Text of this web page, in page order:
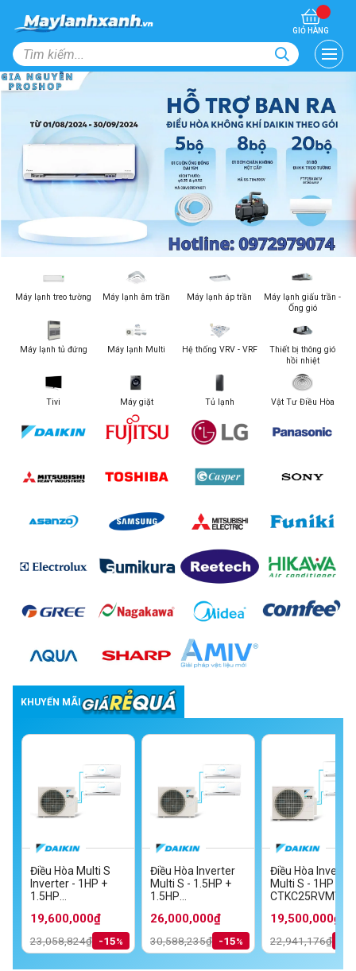
GIỎ HÀNG
Máy lạnh treo tường Máy lạnh âm trần Máy lạnh áp trần
Máy lạnh giấu trần -
Ống gió
Máy lạnh tủ đứng Máy lạnh Multi Hệ thống VRV - VRF
Thiết bị thông gió
hồi nhiệt
Tivi Máy giặt Tủ lạnh Vật Tư Điều Hòa
KHUYẾN MÃI
Điều Hòa Multi S
Inverter - 1HP +
1.5HP
19,600,000₫
23,058,824₫ -15
Điều Hòa Inverter
Multi S - 1.5HP +
1.5HP
26,000,000₫
30,588,235₫ -15
Điều Hòa Inverter
Multi S - 1HP +
19,500,000₫
22,941,176₫